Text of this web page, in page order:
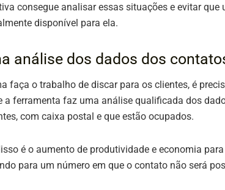
consegue analisar essas situações e evitar
disponível para ela.
análise dos dados dos
faça o trabalho de discar para os clientes, é
a ferramenta faz uma análise qualificada dos
com caixa postal e que estão ocupados.
é o aumento de produtividade e economia
para um número em que o contato não será